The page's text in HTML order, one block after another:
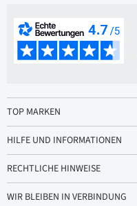
TOP MARKEN
HILFE UND INFORMATIONEN
RECHTLICHE HINWEISE
WIR BLEIBEN IN VERBINDUNG